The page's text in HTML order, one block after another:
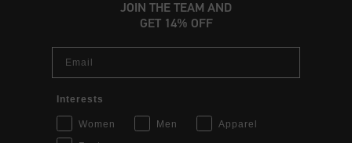
JOIN THE TEAM AND
GET 14% OFF
Interests
Women Men
Apparel